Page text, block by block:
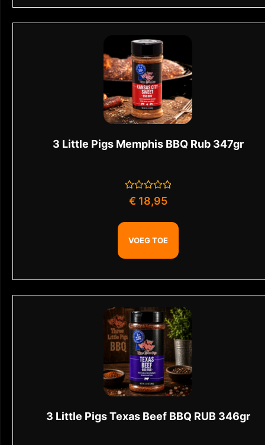
3 Little Pigs Memphis BBQ Rub 347gr
Gewaardeerd
5
€ 18,95
VOEG TOE
3 Little Pigs Texas Beef BBQ RUB 346gr